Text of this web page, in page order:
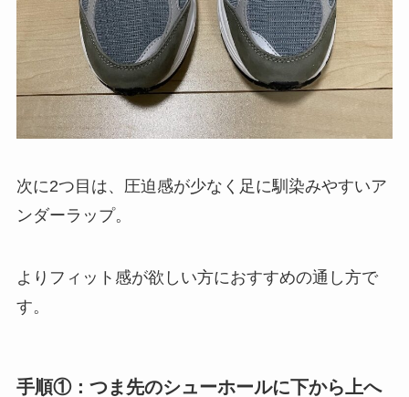
次に2つ目は、圧迫感が少なく足に馴染みやすいア
ンダーラップ。
よりフィット感が欲しい方におすすめの通し方で
す。
手順①：つま先のシューホールに下から上へ